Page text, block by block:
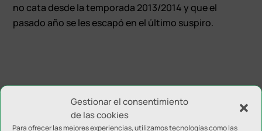
Gestionar el consentimiento
de las cookies
Para ofrecer las mejores experiencias, utilizamos tecnologías como las
no cata desde la temporada 2013/2014 y que el
pasado año se les escapó en el último suspiro.
Enviar comentario